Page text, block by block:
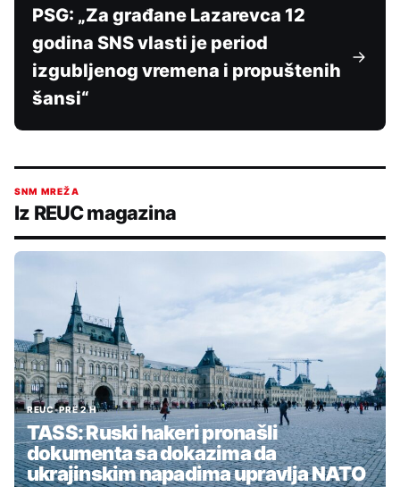
PSG: „Za građane Lazarevca 12
godina SNS vlasti je period
izgubljenog vremena i propuštenih
šansi“
SNM MREŽA
Iz REUC magazina
REUC•PRE 2 H
TASS: Ruski hakeri pronašli
dokumenta sa dokazima da
ukrajinskim napadima upravlja NATO